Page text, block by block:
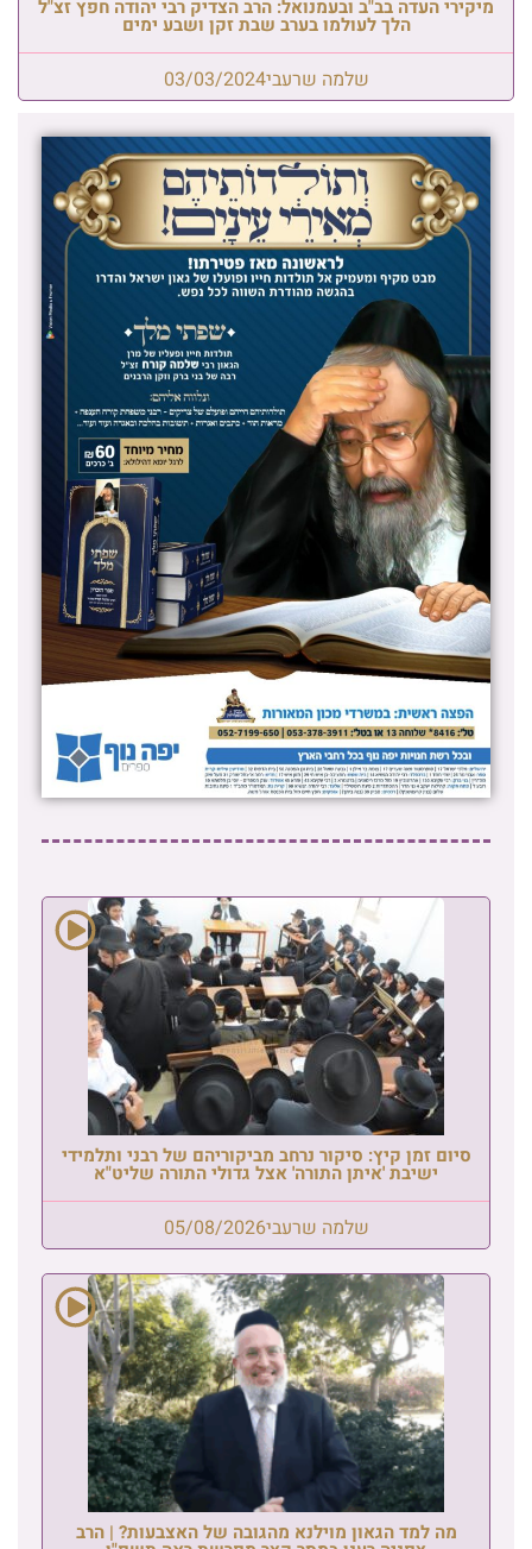
מיקירי העדה בב"ב ובעמנואל: הרב הצדיק רבי יהודה חפץ זצ"ל
הלך לעולמו בערב שבת זקן ושבע ימים
שלמה שרעבי03/03/2024
סיום זמן קיץ: סיקור נרחב מביקוריהם של רבני ותלמידי
ישיבת 'איתן התורה' אצל גדולי התורה שליט"א
שלמה שרעבי05/08/2026
מה למד הגאון מוילנא מהגובה של האצבעות? | הרב